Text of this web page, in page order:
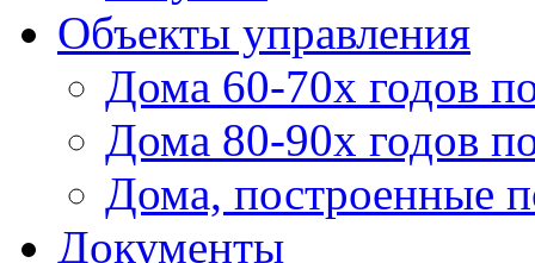
Объекты управления
Дома 60-70х годов
Дома 80-90х годов
Дома, построенные
Документы